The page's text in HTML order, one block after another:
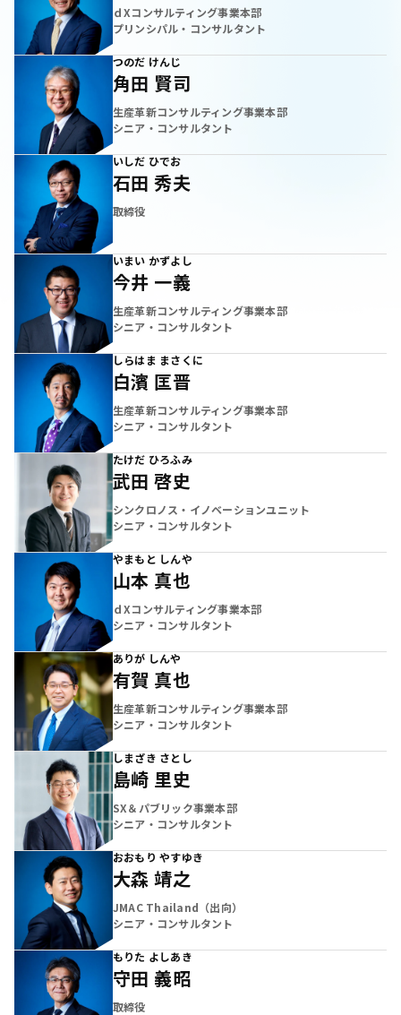
ｄXコンサルティング事業本部
プリンシパル・コンサルタント
角田 賢司
つのだ けんじ
生産革新コンサルティング事業本部
シニア・コンサルタント
石田 秀夫
いしだ ひでお
取締役
今井 一義
いまい かずよし
生産革新コンサルティング事業本部
シニア・コンサルタント
白濱 匡晋
しらはま まさくに
生産革新コンサルティング事業本部
シニア・コンサルタント
武田 啓史
たけだ ひろふみ
シンクロノス・イノベーションユニット
シニア・コンサルタント
山本 真也
やまもと しんや
ｄXコンサルティング事業本部
シニア・コンサルタント
有賀 真也
ありが しんや
生産革新コンサルティング事業本部
シニア・コンサルタント
島崎 里史
しまざき さとし
SX＆パブリック事業本部
シニア・コンサルタント
大森 靖之
おおもり やすゆき
JMAC Thailand（出向）
シニア・コンサルタント
守田 義昭
もりた よしあき
取締役